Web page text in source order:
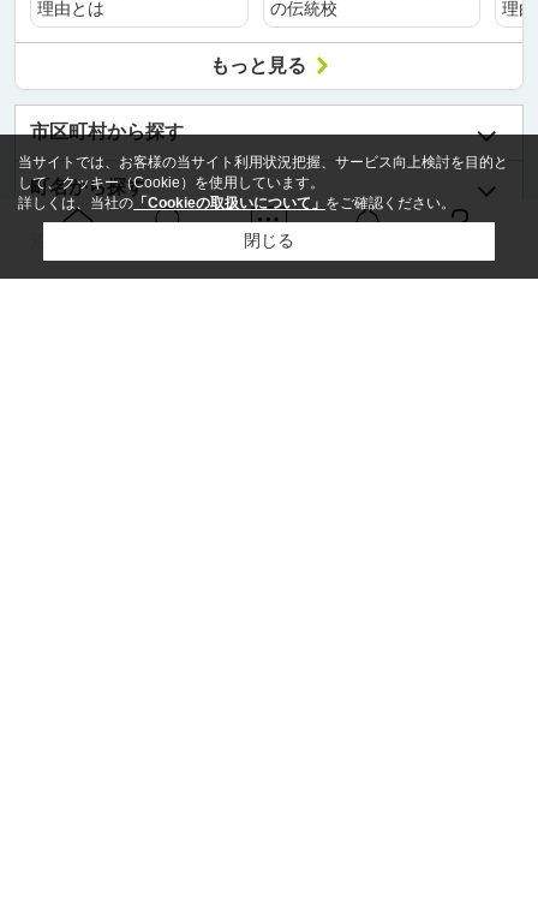
理由とは
の伝統校
理
もっと見る
問い合せ
市区町村から探す
町名から探す
当サイトでは、お客様の当サイト利用状況把握、サービス向上検討を目的と
して、クッキー（Cookie）を使用しています。
詳しくは、当社の 「Cookieの取扱いについて」 をご確認ください。
閉じる